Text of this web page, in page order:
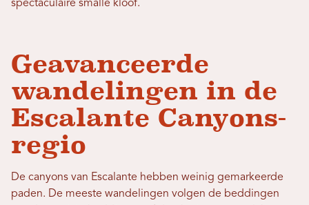
spectaculaire smalle kloof.
Geavanceerde
wandelingen in de
Escalante Canyons-
regio
De canyons van Escalante hebben weinig gemarkeerde
paden. De meeste wandelingen volgen de beddingen